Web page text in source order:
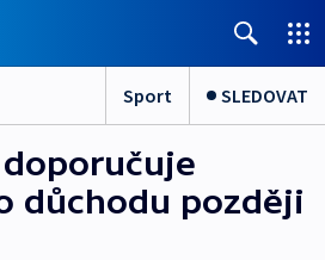
Sport SLEDOVAT
doporučuje
důchodu později